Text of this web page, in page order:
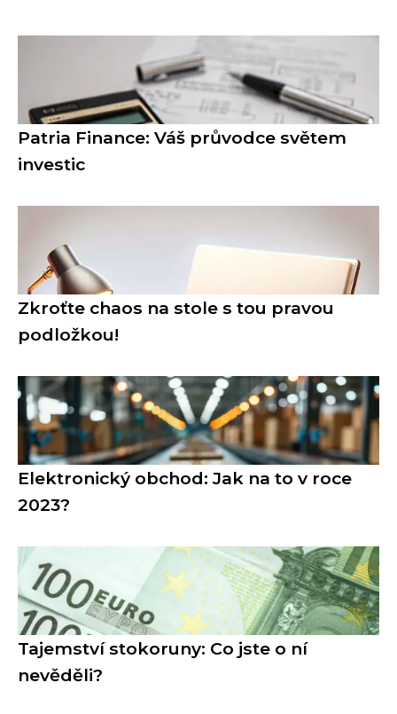
Patria Finance: Váš průvodce světem
investic
Zkroťte chaos na stole s tou pravou
podložkou!
Elektronický obchod: Jak na to v roce
2023?
Tajemství stokoruny: Co jste o ní
nevěděli?